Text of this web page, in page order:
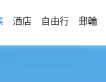
酒店 自由行 郵輪